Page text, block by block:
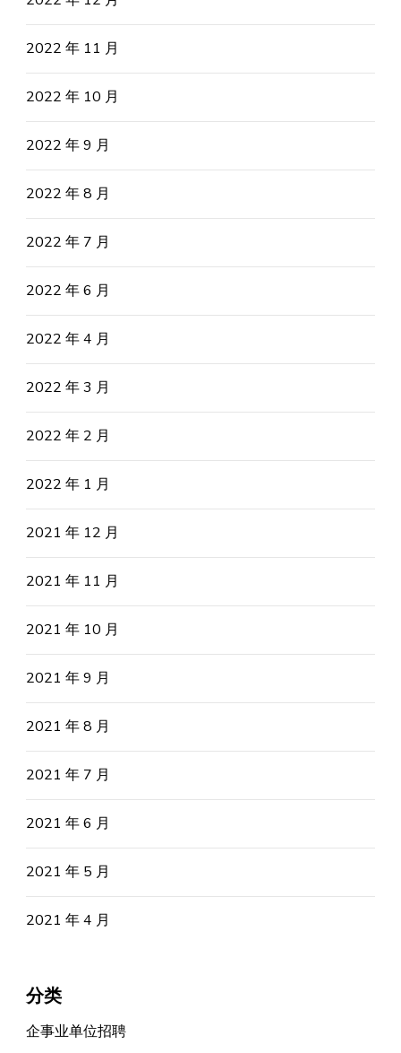
2022 年 11 月
2022 年 10 月
2022 年 9 月
2022 年 8 月
2022 年 7 月
2022 年 6 月
2022 年 4 月
2022 年 3 月
2022 年 2 月
2022 年 1 月
2021 年 12 月
2021 年 11 月
2021 年 10 月
2021 年 9 月
2021 年 8 月
2021 年 7 月
2021 年 6 月
2021 年 5 月
2021 年 4 月
分类
企事业单位招聘